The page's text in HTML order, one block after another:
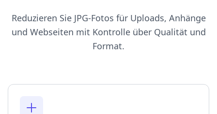
Reduzieren Sie JPG-Fotos für Uploads, Anhänge
und Webseiten mit Kontrolle über Qualität und
Format.